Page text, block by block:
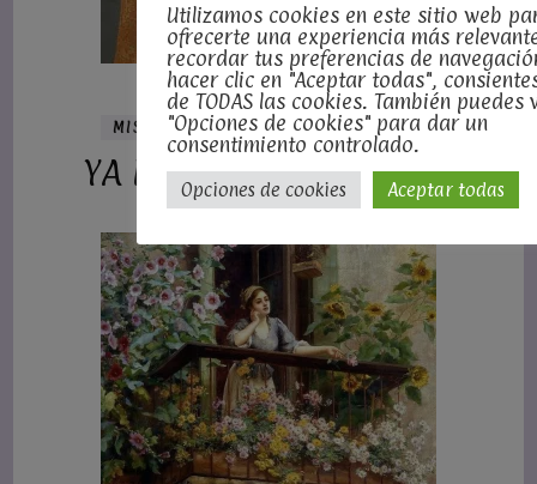
EXTRACTOS POÉTICOS
MIS LIBROS PUBLICADOS
POESÍA
YA NO CUENTO LOS DÍAS
Utilizamos cookies en este sitio web
ofrecerte una experiencia más
recordar tus preferencias de
hacer clic en "Aceptar todas",
de TODAS las cookies. También puedes
"Opciones de cookies" para dar un
consentimiento controlado.
Opciones de cookies Aceptar todas